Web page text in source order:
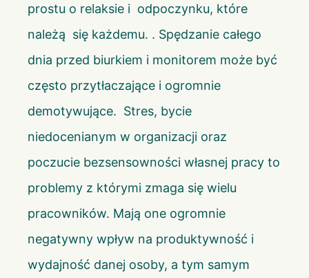
prostu o relaksie i odpoczynku, które
należą się każdemu. . Spędzanie całego
dnia przed biurkiem i monitorem może być
często przytłaczające i ogromnie
demotywujące. Stres, bycie
niedocenianym w organizacji oraz
poczucie bezsensowności własnej pracy to
problemy z którymi zmaga się wielu
pracowników. Mają one ogromnie
negatywny wpływ na produktywność i
wydajność danej osoby, a tym samym